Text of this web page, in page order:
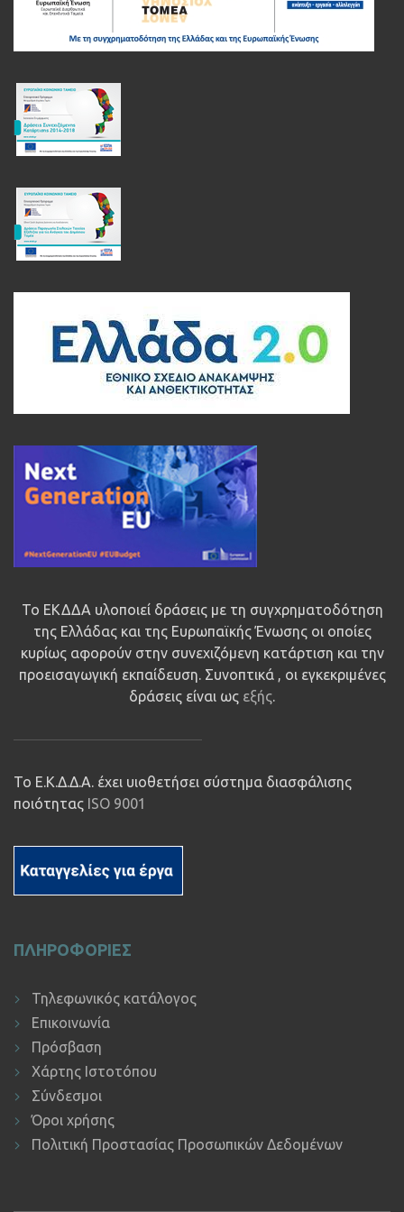
Το ΕΚΔΔΑ υλοποιεί δράσεις με τη συγχρηματοδότηση
της Ελλάδας και της Ευρωπαϊκής Ένωσης οι οποίες
κυρίως αφορούν στην συνεχιζόμενη κατάρτιση και την
προεισαγωγική εκπαίδευση. Συνοπτικά , οι εγκεκριμένες
δράσεις είναι ως εξής.
Το Ε.Κ.Δ.Δ.Α. έχει υιοθετήσει σύστημα διασφάλισης
ποιότητας ISO 9001
ΠΛΗΡΟΦΟΡΙΕΣ
Τηλεφωνικός κατάλογος
Επικοινωνία
Πρόσβαση
Χάρτης Ιστοτόπου
Σύνδεσμοι
Όροι χρήσης
Πολιτική Προστασίας Προσωπικών Δεδομένων